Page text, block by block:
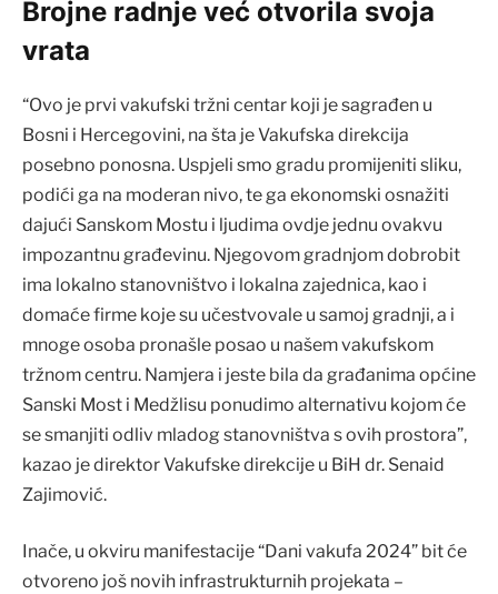
Brojne radnje već otvorila svoja
vrata
“Ovo je prvi vakufski tržni centar koji je sagrađen u
Bosni i Hercegovini, na šta je Vakufska direkcija
posebno ponosna. Uspjeli smo gradu promijeniti sliku,
podići ga na moderan nivo, te ga ekonomski osnažiti
dajući Sanskom Mostu i ljudima ovdje jednu ovakvu
impozantnu građevinu. Njegovom gradnjom dobrobit
ima lokalno stanovništvo i lokalna zajednica, kao i
domaće firme koje su učestvovale u samoj gradnji, a i
mnoge osoba pronašle posao u našem vakufskom
tržnom centru. Namjera i jeste bila da građanima općine
Sanski Most i Medžlisu ponudimo alternativu kojom će
se smanjiti odliv mladog stanovništva s ovih prostora”,
kazao je direktor Vakufske direkcije u BiH dr. Senaid
Zajimović.
Inače, u okviru manifestacije “Dani vakufa 2024” bit će
otvoreno još novih infrastrukturnih projekata –